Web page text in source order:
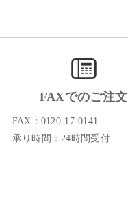
FAXでのご注文
FAX：0120-17-0141
承り時間：24時間受付